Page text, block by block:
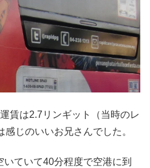
賃は2.7リンギット（当時のレ
じのいいお兄さんでした。
ていて40分程度で空港に到